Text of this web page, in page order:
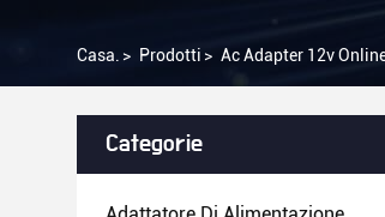
Casa. > Prodotti > Ac Adapter 12v
Categorie